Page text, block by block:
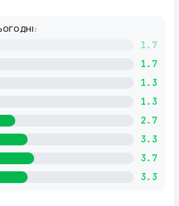
1.7
1.7
1.3
1.3
2.7
3.3
3.7
3.3